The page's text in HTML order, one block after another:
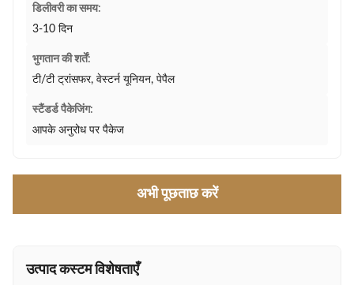
डिलीवरी का समय:
3-10 दिन
भुगतान की शर्तें:
टी/टी ट्रांसफर, वेस्टर्न यूनियन, पेपैल
स्टैंडर्ड पैकेजिंग:
आपके अनुरोध पर पैकेज
अभी पूछताछ करें
उत्पाद कस्टम विशेषताएँ